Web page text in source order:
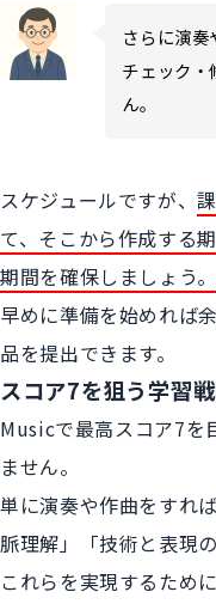
さらに演
チェック・
ん。
スケジュールですが、
て、そこから作成する
期間を確保しましょう。
早めに準備を始めれば
品を提出できます。
スコア7を狙う学習
Musicで最高スコア7を
ません。
単に演奏や作曲をすれ
脈理解」「技術と表現
これらを実現するため